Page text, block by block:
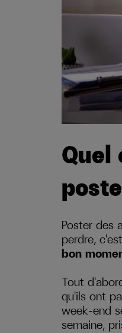
Quel
Poster des
perdre,
bon
Tout
qu'ils ont
week-end
semaine,